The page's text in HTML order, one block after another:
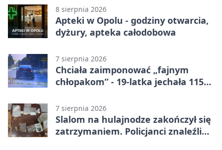
ligi
8 sierpnia 2026
Apteki w Opolu - godziny otwarcia,
dyżury, apteka całodobowa
7 sierpnia 2026
Chciała zaimponować „fajnym
chłopakom” - 19-latka jechała 115
7 sierpnia 2026
Slalom na hulajnodze zakończył się
zatrzymaniem. Policjanci znaleźli